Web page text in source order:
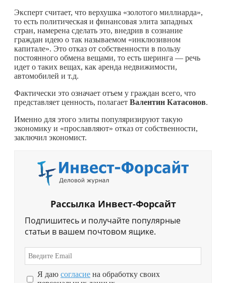
Эксперт считает, что верхушка «золотого миллиарда»,
то есть политическая и финансовая элита западных
стран, намерена сделать это, внедрив в сознание
граждан идею о так называемом «инклюзивном
капитале». Это отказ от собственности в пользу
постоянного обмена вещами, то есть шеринга — речь
идет о таких вещах, как аренда недвижимости,
автомобилей и т.д.
Фактически это означает отъем у граждан всего, что
представляет ценность, полагает Валентин Катасонов.
Именно для этого элиты популяризируют такую
экономику и «прославляют» отказ от собственности,
заключил экономист.
Рассылка Инвест-Форсайт
Подпишитесь и получайте популярные
статьи в вашем почтовом ящике.
Я даю согласие на обработку своих